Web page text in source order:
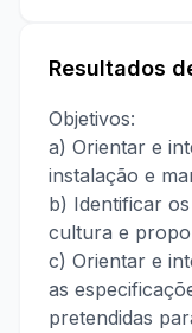
Resultados
Objetivos:
a) Orientar e
instalação e
b) Identificar
cultura e
c) Orientar e
as
pretendidas